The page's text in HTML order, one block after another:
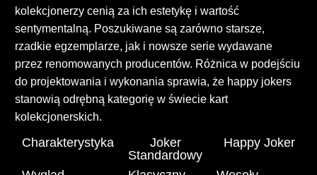
kolekcjonerzy cenią za ich estetykę i wartość
sentymentalną. Poszukiwane są zarówno starsze,
rzadkie egzemplarze, jak i nowsze serie wydawane
przez renomowanych producentów. Różnica w podejściu
do projektowania i wykonania sprawia, że happy jokers
stanowią odrębną kategorię w świecie kart
kolekcjonerskich.
Charakterystyka
Joker
Standardowy
Happy Joker